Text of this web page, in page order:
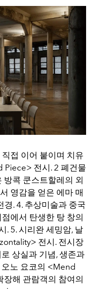
접 이어 붙이며 치유
Piece> 전시. 2 폐건물
방콕 쿤스트할레의 외
영감을 얻은 에마 매
경. 4. 추상미술과 중국
에서 탄생한 탕 창의
5. 시리완 세밍암, 날
전시. 전시장
상실과 기념, 생존과
노 요코의 <Mend
장해 관람객의 참여의